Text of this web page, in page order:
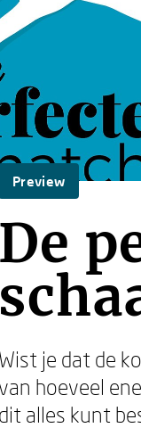
Preview
De
Wist je dat de
van hoeveel
dit alles kunt